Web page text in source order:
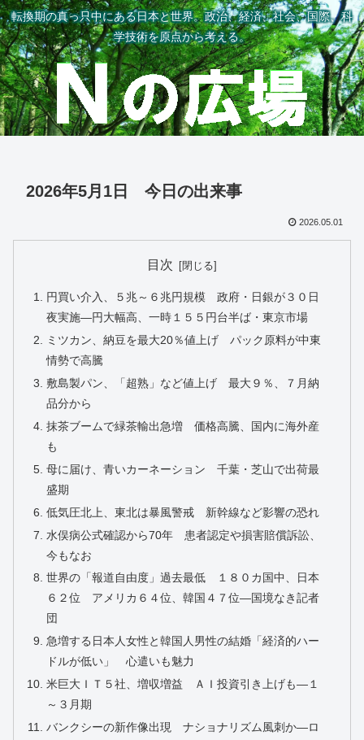
転換期の真っ只中にある日本と世界。政治、経済、社会、国際、科
学技術を原点から考える。
2026年5月1日 今日の出来事
2026.05.01
目次
円買い介入、５兆～６兆円規模 政府・日銀が３０日
夜実施―円大幅高、一時１５５円台半ば・東京市場
ミツカン、納豆を最大20％値上げ パック原料が中東
情勢で高騰
敷島製パン、「超熟」など値上げ 最大９％、７月納
品分から
抹茶ブームで緑茶輸出急増 価格高騰、国内に海外産
も
母に届け、青いカーネーション 千葉・芝山で出荷最
盛期
低気圧北上、東北は暴風警戒 新幹線など影響の恐れ
水俣病公式確認から70年 患者認定や損害賠償訴訟、
今もなお
世界の「報道自由度」過去最低 １８０カ国中、日本
６２位 アメリカ６４位、韓国４７位―国境なき記者
団
急増する日本人女性と韓国人男性の結婚「経済的ハー
ドルが低い」 心遣いも魅力
米巨大ＩＴ５社、増収増益 ＡＩ投資引き上げも―１
～３月期
バンクシーの新作像出現 ナショナリズム風刺か―ロ